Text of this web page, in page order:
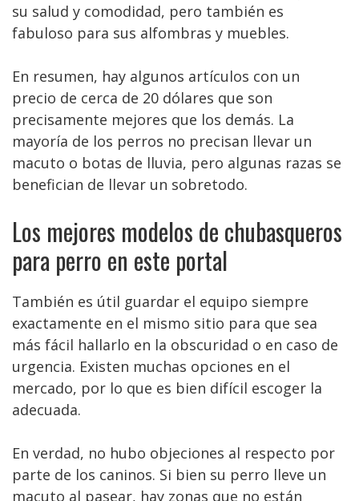
su salud y comodidad, pero también es
fabuloso para sus alfombras y muebles.
En resumen, hay algunos artículos con un
precio de cerca de 20 dólares que son
precisamente mejores que los demás. La
mayoría de los perros no precisan llevar un
macuto o botas de lluvia, pero algunas razas se
benefician de llevar un sobretodo.
Los mejores modelos de chubasqueros
para perro en este portal
También es útil guardar el equipo siempre
exactamente en el mismo sitio para que sea
más fácil hallarlo en la obscuridad o en caso de
urgencia. Existen muchas opciones en el
mercado, por lo que es bien difícil escoger la
adecuada.
En verdad, no hubo objeciones al respecto por
parte de los caninos. Si bien su perro lleve un
macuto al pasear, hay zonas que no están